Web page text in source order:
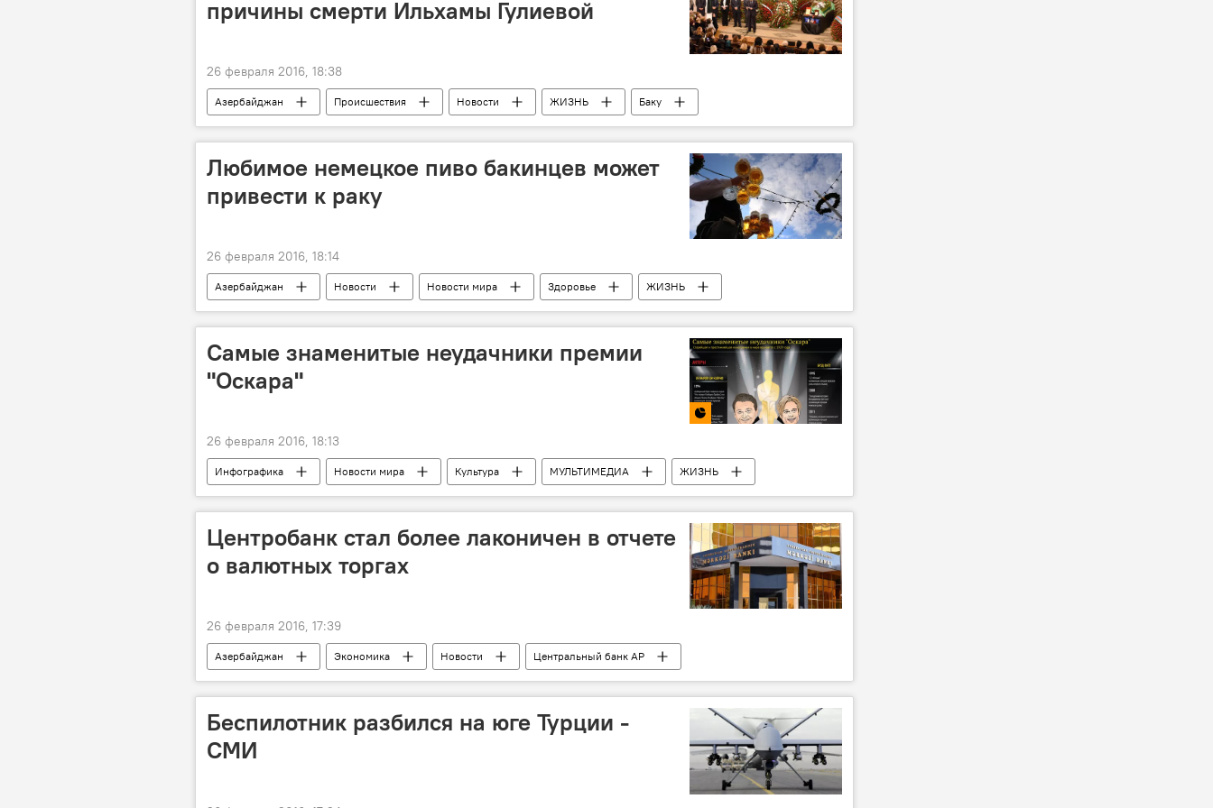
причины смерти Ильхамы Гулиевой
26 февраля 2016, 18:38
Азербайджан Происшествия Новости ЖИЗНЬ
Баку
Ильхама Гулиева
Управление судебно-медицинской экспертизы Отравление
Любимое немецкое пиво бакинцев может
привести к раку
26 февраля 2016, 18:14
Азербайджан Новости Новости мира Здоровье
ЖИЗНЬ
Германия
Пиво Онкология Рак
Самые знаменитые неудачники премии
"Оскара"
26 февраля 2016, 18:13
Инфографика Новости мира Культура МУЛЬТИМЕДИА ЖИЗНЬ
Центробанк стал более лаконичен в отчете
о валютных торгах
26 февраля 2016, 17:39
Азербайджан Экономика Новости
Центральный банк АР
Валютный аукцион
Доллар Спрос
Беспилотник разбился на юге Турции -
СМИ